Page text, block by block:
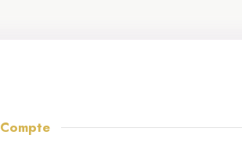
Compte